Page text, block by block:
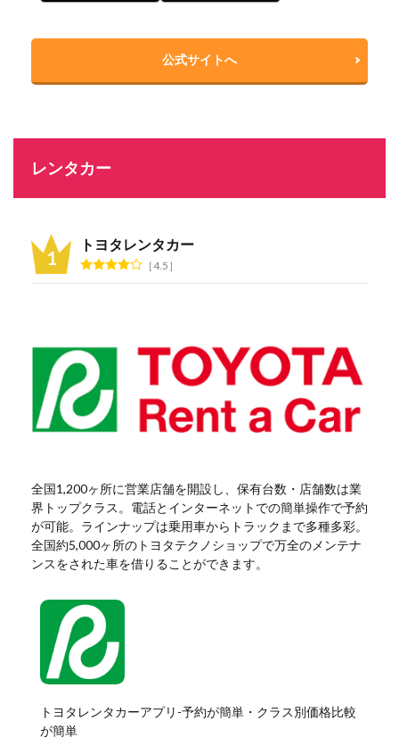
公式サイトへ
レンタカー
トヨタレンタカー
4.5
全国1,200ヶ所に営業店舗を開設し、保有台数・店舗数は業
界トップクラス。電話とインターネットでの簡単操作で予約
が可能。ラインナップは乗用車からトラックまで多種多彩。
全国約5,000ヶ所のトヨタテクノショップで万全のメンテナ
ンスをされた車を借りることができます。
トヨタレンタカーアプリ-予約が簡単・クラス別価格比較
が簡単